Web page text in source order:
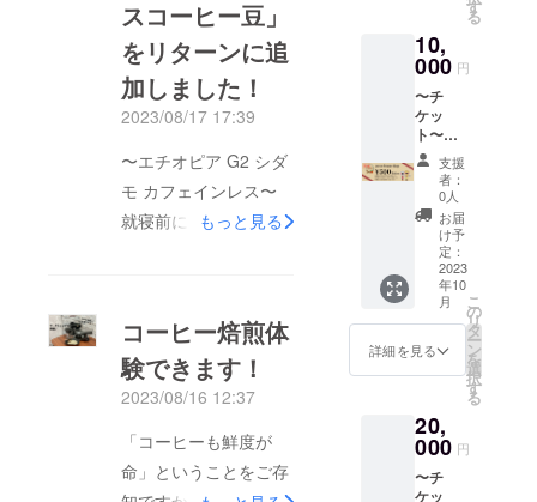
みやすい味わいになっ
ております。お好みに
よって、酸味を感じら
れたい方は、浅煎り
ドな味わいがお好きな
方は、中煎りを。苦味
を感じたい、甘いス
おすすめいたします♪※
クラウドファンディン
グのリターンでは「中
煎りと深煎り」をお選
びいただけます。4種
類の厳選した豆を配合
し、各単一銘柄の良さ
スコーヒー豆」
をリターンに追
加しました！
2023/08/17 17:39
〜エチオピア G2 シダ
モ カフェインレス〜
就寝前にコーヒーを飲
スコーヒー♪エチオピ
ア産のスペシャルティ
コーヒー豆になりま
す。カフェインレス
コーヒーは、通常の
コーヒーより利尿作用
もっと見る
コーヒー焙煎体
験できます！
2023/08/16 12:37
「コーヒーも鮮度が
命」ということをご存
等のデ
ザイン
が異な
る場合
があり
ますの
で、あ
らかじ
めご了
承くだ
さいま
せ。 ※
エコセ
ロにつ
いて：
2023年
8月現
在、原
材料不
め納期
がずれ
込む可
能性が
ありま
す。 ＜
有効期
限：
2024年
10月末
日＞ ※
お客様
都合に
よる返
金はで
きませ
ん。
イル事
務所
※開催場
所まで
の交通
費は支
援者様
にてご
負担く
ださ
い。 ︎◇
日程は
プロ
ジェク
後、
メール
ていた
だきま
す。 ＜
有効期
ト4枚ご
160円は
現金ま
たは
キャッ
シュレ
ス払い
でお支
払いく
ださ
い。 ※
店頭で
の引換
方法
は、プ
ロジェ
クト終
了後
たしま
す。 ＜
限：
ケット
です。
店頭に
てお渡
しいた
しま
す。 ※
お釣り
はでま
せんの
でご注
意くだ
さい。
例）
2160円
のお買
い物の
利用で
160円は
現金ま
たは
す
る
10,
000 円
〜チ
ケッ
ト〜
【1200
0円分の
チケッ
ト（500
円券を
枚）】
◇「ポ
トスま
めやさ
ん」で
ご利用
いただ
ケット
です。
店頭に
てお渡
支援
者：
0人
お届
け予
定：
2023
年10
月
詳細を見る
こ
の
リ
タ
ー
ン
を
選
択
す
る
20,
000 円
〜チ
ケッ